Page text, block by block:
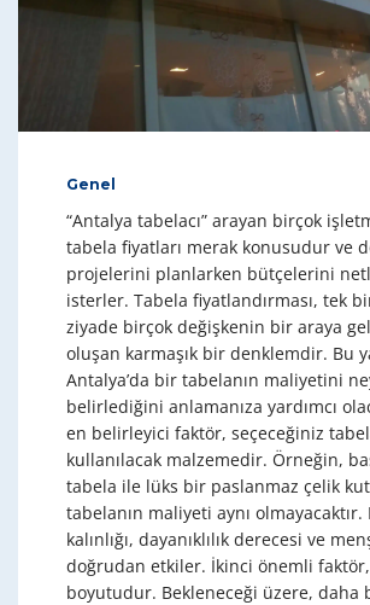
Genel
“Antalya tabelacı” arayan birçok
tabela fiyatları merak konusudur ve
projelerini planlarken bütçelerini
isterler. Tabela fiyatlandırması, tek
ziyade birçok değişkenin bir araya
oluşan karmaşık bir denklemdir. Bu
Antalya’da bir tabelanın maliyetini
belirlediğini anlamanıza yardımcı
en belirleyici faktör, seçeceğiniz
kullanılacak malzemedir. Örneğin,
tabela ile lüks bir paslanmaz çelik
tabelanın maliyeti aynı
kalınlığı, dayanıklılık derecesi ve
doğrudan etkiler. İkinci önemli faktör,
boyutudur. Bekleneceği üzere, daha